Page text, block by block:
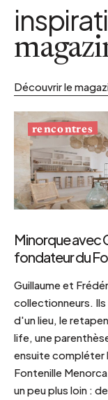
Découvrir le
rencontres
Minorque avec
fondateur du
Guillaume et
collectionneurs.
d'un lieu, le
life, une
ensuite compléter
Fontenille
un peu plus loin :